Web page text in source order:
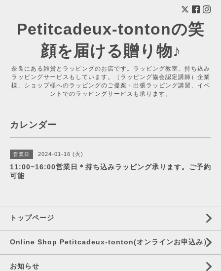
Petitcadeux-tontonの笑
顔を届ける贈り物♪
奈良にある雑貨とラッピングのお店です。ラッピング教室、持ち込み
ラッピングサービスもしています。（ラッピング協会認定講師）企業
様、ショップ様へのラッピングのご提案・出張ラッピング講習、イベ
ントでのラッピングサービスも承ります。
カレンダー
営業日 2024-01-16 (火)
11:00~16:00営業日＊持ち込みラッピング承ります。ご予約
可能
トップページ
Online Shop Petitcadeux-tonton(オンラインお申込み）
お知らせ